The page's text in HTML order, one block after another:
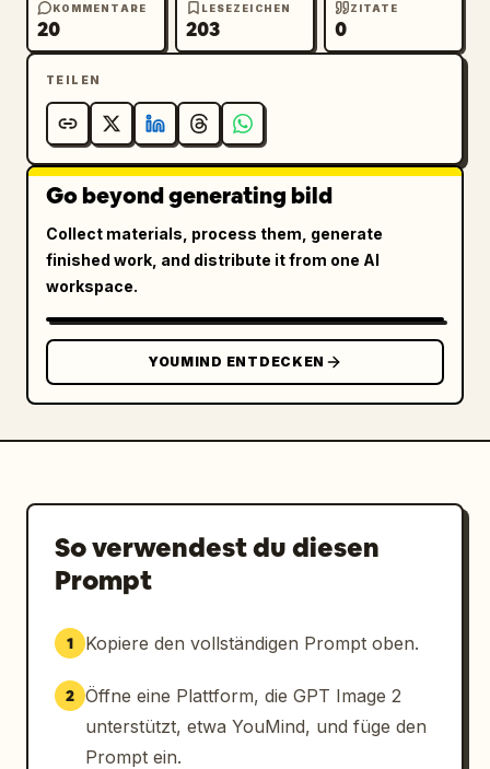
KOMMENTARE
20
LESEZEICHEN
203
ZITATE
0
TEILEN
Go beyond generating bild
Collect materials, process them, generate
finished work, and distribute it from one AI
workspace.
YOUMIND ENTDECKEN
So verwendest du diesen
Prompt
1 Kopiere den vollständigen Prompt oben.
2 Öffne eine Plattform, die GPT Image 2
unterstützt, etwa YouMind, und füge den
Prompt ein.